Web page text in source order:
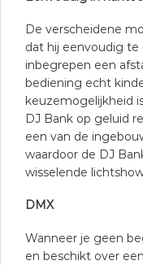
De verscheidene
dat hij eenvoudig te
inbegrepen een
bediening echt
keuzemogelijkheid
DJ Bank op geluid
een van de
waardoor de DJ
wisselende
DMX
Wanneer je geen
en beschikt over